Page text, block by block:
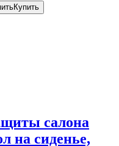
Купить
салона
на сиденье,